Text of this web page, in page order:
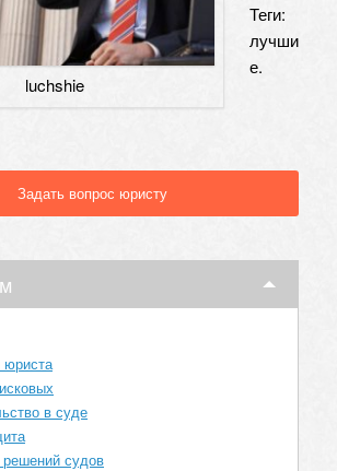
luchshie
Теги:
лучши
е.
Задать вопрос юристу
юриста
в суде
судов